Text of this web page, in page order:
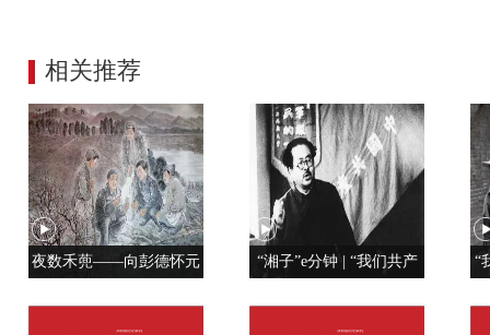
相关推荐
夜数禾蔸——向彭德怀元
“湘子”e分钟 | “我们共产
“